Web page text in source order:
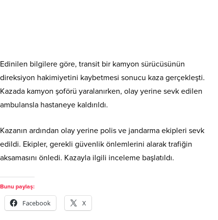
Edinilen bilgilere göre, transit bir kamyon sürücüsünün
direksiyon hakimiyetini kaybetmesi sonucu kaza gerçekleşti.
Kazada kamyon şoförü yaralanırken, olay yerine sevk edilen
ambulansla hastaneye kaldırıldı.
Kazanın ardından olay yerine polis ve jandarma ekipleri sevk
edildi. Ekipler, gerekli güvenlik önlemlerini alarak trafiğin
aksamasını önledi. Kazayla ilgili inceleme başlatıldı.
Bunu paylaş:
Facebook X